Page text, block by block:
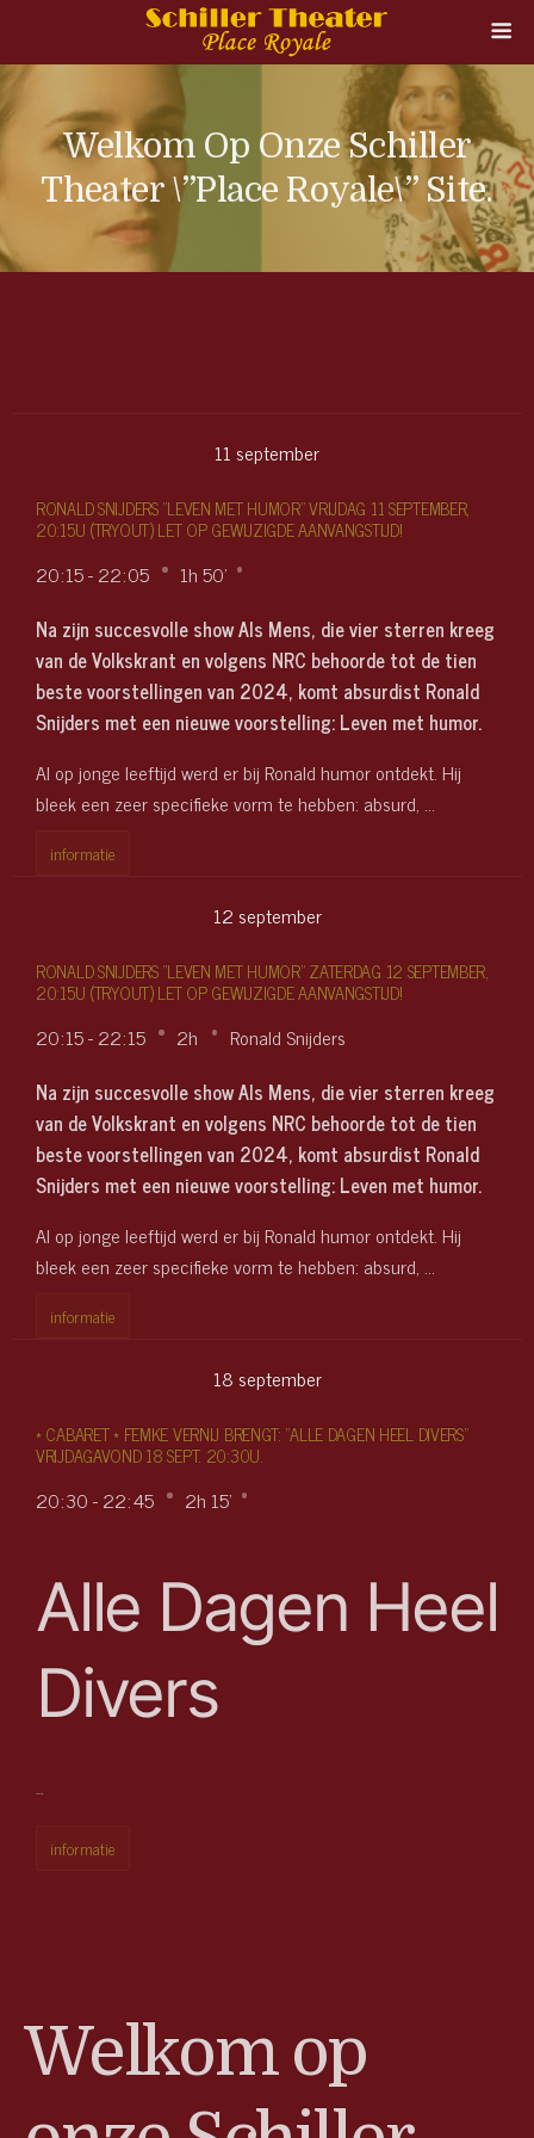
Welkom Op Onze Schiller
Theater \”Place Royale\” Site.
11 september
RONALD SNIJDERS "LEVEN MET HUMOR" VRIJDAG 11 SEPTEMBER,
20:15U (TRYOUT) LET OP GEWIJZIGDE AANVANGSTIJD!
20:15 - 22:05
1h 50'
Na zijn succesvolle show Als Mens, die vier sterren kreeg
van de Volkskrant en volgens NRC behoorde tot de tien
beste voorstellingen van 2024, komt absurdist Ronald
Snijders met een nieuwe voorstelling: Leven met humor.
Al op jonge leeftijd werd er bij Ronald humor ontdekt. Hij
bleek een zeer specifieke vorm te hebben: absurd, …
informatie
12 september
RONALD SNIJDERS "LEVEN MET HUMOR" ZATERDAG 12 SEPTEMBER,
20:15U (TRYOUT) LET OP GEWIJZIGDE AANVANGSTIJD!
20:15 - 22:15 2h
Ronald Snijders
Na zijn succesvolle show Als Mens, die vier sterren kreeg
van de Volkskrant en volgens NRC behoorde tot de tien
beste voorstellingen van 2024, komt absurdist Ronald
Snijders met een nieuwe voorstelling: Leven met humor.
Al op jonge leeftijd werd er bij Ronald humor ontdekt. Hij
bleek een zeer specifieke vorm te hebben: absurd, …
informatie
18 september
* CABARET * FEMKE VERNIJ BRENGT: "ALLE DAGEN HEEL DIVERS"
VRIJDAGAVOND 18 SEPT. 20:30U.
20:30 - 22:45 2h 15'
Alle Dagen Heel
Divers
…
informatie
Welkom op